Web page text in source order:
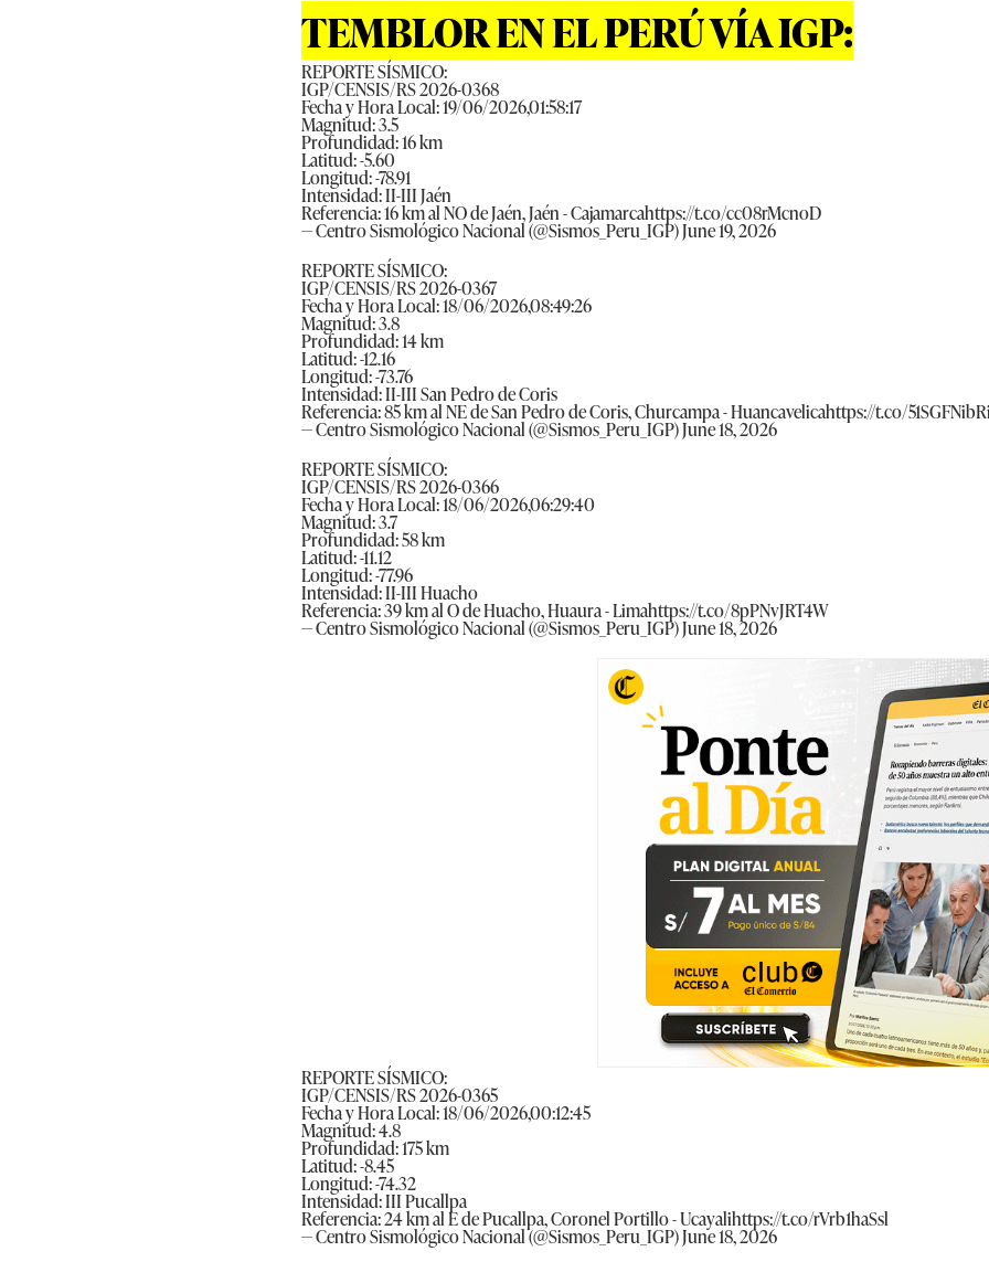
TEMBLOR EN EL PERÚ VÍA IGP:
REPORTE SÍSMICO:
IGP/CENSIS/RS 2026-0368
Fecha y Hora Local: 19/06/2026,01:58:17
Magnitud: 3.5
Profundidad: 16 km
Latitud: -5.60
Longitud: -78.91
Intensidad: II-III Jaén
Referencia: 16 km al NO de Jaén, Jaén - Cajamarcahttps://t.co/cc08rMcnoD
— Centro Sismológico Nacional (@Sismos_Peru_IGP)June 19, 2026
REPORTE SÍSMICO:
IGP/CENSIS/RS 2026-0367
Fecha y Hora Local: 18/06/2026,08:49:26
Magnitud: 3.8
Profundidad: 14 km
Latitud: -12.16
Longitud: -73.76
Intensidad: II-III San Pedro de Coris
Referencia: 85 km al NE de San Pedro de Coris, Churcampa - Huancavelicahttps://t.co/51SGFNibRi
— Centro Sismológico Nacional (@Sismos_Peru_IGP)June 18, 2026
REPORTE SÍSMICO:
IGP/CENSIS/RS 2026-0366
Fecha y Hora Local: 18/06/2026,06:29:40
Magnitud: 3.7
Profundidad: 58 km
Latitud: -11.12
Longitud: -77.96
Intensidad: II-III Huacho
Referencia: 39 km al O de Huacho, Huaura - Limahttps://t.co/8pPNvJRT4W
— Centro Sismológico Nacional (@Sismos_Peru_IGP)June 18, 2026
REPORTE SÍSMICO:
IGP/CENSIS/RS 2026-0365
Fecha y Hora Local: 18/06/2026,00:12:45
Magnitud: 4.8
Profundidad: 175 km
Latitud: -8.45
Longitud: -74.32
Intensidad: III Pucallpa
Referencia: 24 km al E de Pucallpa, Coronel Portillo - Ucayalihttps://t.co/rVrb1haSsl
— Centro Sismológico Nacional (@Sismos_Peru_IGP)June 18, 2026